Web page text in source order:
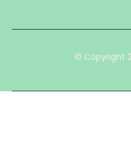
© Copyright